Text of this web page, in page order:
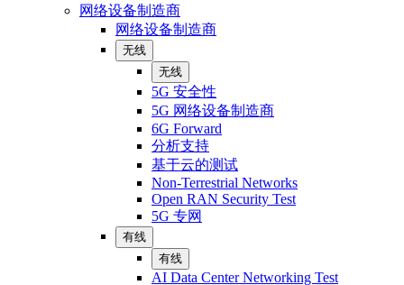
网络设备制造商
网络设备制造商
无线
无线
5G 安全性
5G 网络设备制造商
6G Forward
分析支持
基于云的测试
Non-Terrestrial Networks
Open RAN Security Test
5G 专网
有线
有线
AI Data Center Networking Test